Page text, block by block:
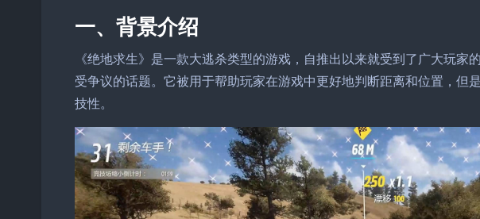
一、背景介绍
《绝地求生》是一款大逃杀类型的游戏，自推出以来就受到了广大玩家
受争议的话题。它被用于帮助玩家在游戏中更好地判断距离和位置，但
技性。